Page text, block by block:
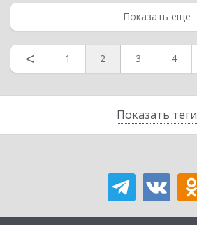
Показать теги
Показать еще
< 1 2 3 4